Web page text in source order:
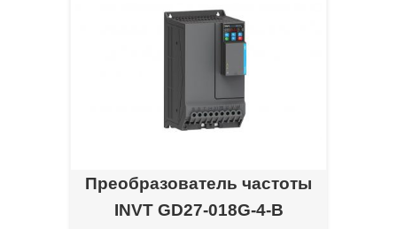
Преобразователь частоты
INVT GD27-018G-4-B